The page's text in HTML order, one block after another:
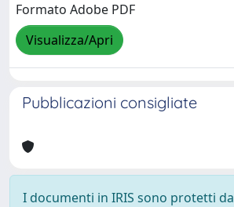
Formato Adobe PDF
Visualizza/Apri
Pubblicazioni consigliate
I documenti in IRIS sono protetti